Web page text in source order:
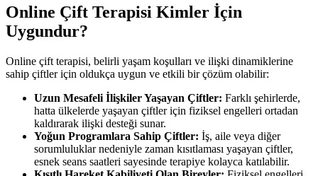
Online Çift Terapisi Kimler İçin
Uygundur?
Online çift terapisi, belirli yaşam koşulları ve ilişki dinamiklerine
sahip çiftler için oldukça uygun ve etkili bir çözüm olabilir:
Uzun Mesafeli İlişkiler Yaşayan Çiftler: Farklı şehirlerde,
hatta ülkelerde yaşayan çiftler için fiziksel engelleri ortadan
kaldırarak ilişki desteği sunar.
Yoğun Programlara Sahip Çiftler: İş, aile veya diğer
sorumluluklar nedeniyle zaman kısıtlaması yaşayan çiftler,
esnek seans saatleri sayesinde terapiye kolayca katılabilir.